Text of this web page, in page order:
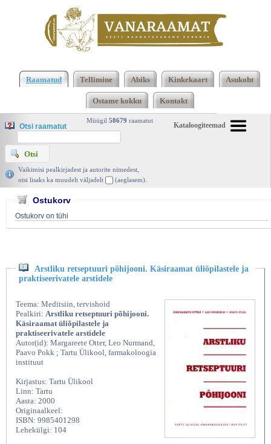
retseptuuri põhijooni. Käsiraamat üliõpilastele ja
praktiseerivatele arstidele, Tartu Ülikool 2000 |
vanaraamat. ee
Raamatud Tellimine Abiks Kinkekaart Asukoht
Ostame kokku Kontakt
Kataloogiteemad
Müügil 58679 raamatut
Otsi raamatut
Vaikimisi pealkirjadest ja autorite nimedest,
otsi lisaks ka muudelt väljadelt
(aeglasem).
Ostukorv
Ostukorv on tühi
Arstliku retseptuuri põhijooni. Käsiraamat üliõpilastele ja
praktiseerivatele arstidele
Teema: Meditsiin, tervishoid
Pealkiri: Arstliku retseptuuri põhijooni.
Käsiraamat üliõpilastele ja
praktiseerivatele arstidele
Autor(id): Margareete Otter, Leo Nurmand,
Paavo Pokk ; Tartu Ülikool, farmakoloogia
instituut
Kirjastus: Tartu Ülikool
Linn: Tartu
Aasta: 2000
Originaalkeel:
ISBN: 9985401298
Lehekülgi: 104